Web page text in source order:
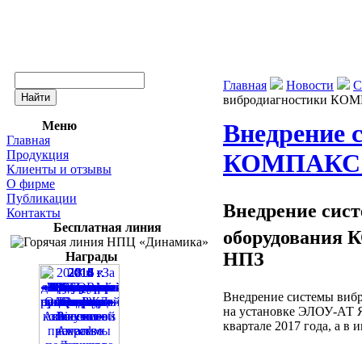
Меню
Главная
Продукция
Клиенты и отзывы
О фирме
Публикации
Контакты
Бесплатная линия
Награды
Главная Новости
вибродиагностики
Внедрение
КОМПАКС
Внедрение
НПЗ
Внедрение системы
на установке ЭЛОУ-АТ
квартале 2017 года, а